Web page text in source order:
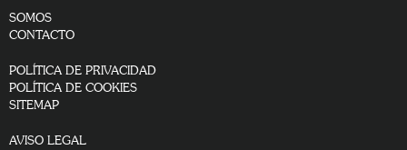
SOMOS
CONTACTO
POLÍTICA DE PRIVACIDAD
POLÍTICA DE COOKIES
SITEMAP
AVISO LEGAL